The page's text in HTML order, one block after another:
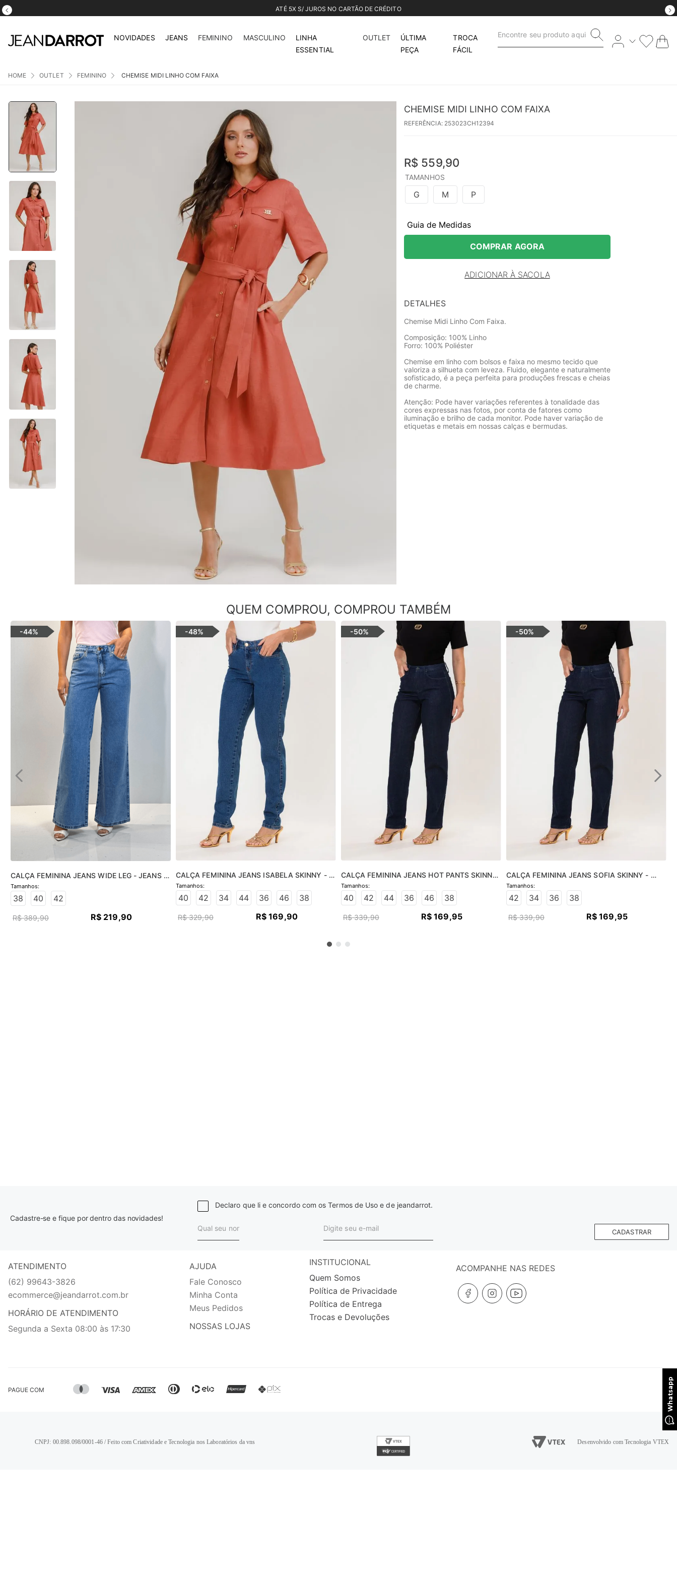
ATÉ 5X S/ JUROS NO CARTÃO DE CRÉDITO
NOVIDADES JEANS FEMININO MASCULINO
LINHA
ESSENTIAL
OUTLET
ÚLTIMA
PEÇA
TROCA
FÁCIL
Encontre seu produto aqui
OUTLET FEMININO CHEMISE MIDI LINHO COM FAIXA
CHEMISE MIDI LINHO COM FAIXA
REFERÊNCIA: 253023CH12394
R$ 559,90
TAMANHOS
G M P
Guia de Medidas
COMPRAR AGORA
ADICIONAR À SACOLA
DETALHES
Chemise Midi Linho Com Faixa.
Composição: 100% Linho
Forro: 100% Poliéster
Chemise em linho com bolsos e faixa no mesmo tecido que
valoriza a silhueta com leveza. Fluido, elegante e naturalmente
sofisticado, é a peça perfeita para produções frescas e cheias
de charme.
Atenção: Pode haver variações referentes à tonalidade das
cores expressas nas fotos, por conta de fatores como
iluminação e brilho de cada monitor. Pode haver variação de
etiquetas e metais em nossas calças e bermudas.
QUEM COMPROU, COMPROU TAMBÉM
-44%
CALÇA FEMININA JEANS WIDE LEG - JEANS
CLARO
38 40 42
R$ 389,90 R$ 219,90
-48%
CALÇA FEMININA JEANS ISABELA SKINNY -
JEANS MÉDIO
40 42 34 44 36 46 38
R$ 329,90 R$ 169,90
-50%
CALÇA FEMININA JEANS HOT PANTS SKINNY
- JEANS ESCURO
40 42 44 36 46 38
R$ 339,90 R$ 169,95
-50%
CALÇA FEMININA JEANS SOFIA SKINNY -
JEANS ESCURO
42 34 36 38
R$ 339,90 R$ 169,95
Cadastre-se e fique por dentro das novidades!
Declaro que li e concordo com os Termos de Uso e de jeandarrot.
CADASTRAR
ATENDIMENTO
(62) 99643-3826
ecommerce@jeandarrot.com.br
HORÁRIO DE ATENDIMENTO
Segunda a Sexta 08:00 às 17:30
AJUDA
Fale Conosco
Minha Conta
Meus Pedidos
NOSSAS LOJAS
INSTITUCIONAL
Quem Somos
Política de Privacidade
Política de Entrega
Trocas e Devoluções
ACOMPANHE NAS REDES
PAGUE COM
CNPJ: 00.898.098/0001-46 / Feito com Criatividade e Tecnologia nos Laboratórios da vns Desenvolvido com Tecnologia VTEX